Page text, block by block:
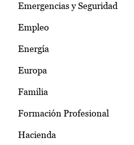
Emergencias y Seguridad
Empleo
Energía
Europa
Familia
Formación Profesional
Hacienda